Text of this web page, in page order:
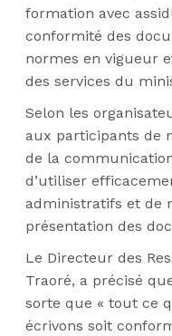
formation avec
conformité des
normes en vigueur
des services du
Selon les
aux participants de
de la
d’utiliser
administratifs et de
présentation des
Le Directeur des
Traoré, a précisé
sorte que « tout ce
écrivons soit